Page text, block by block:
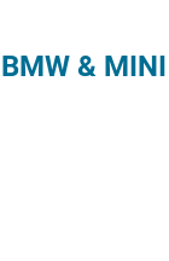
& MINI